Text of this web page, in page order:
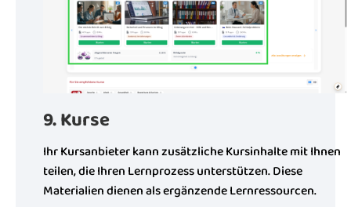
9. Kurse
Ihr Kursanbieter kann zusätzliche Kursinhalte mit Ihnen
teilen, die Ihren Lernprozess unterstützen. Diese
Materialien dienen als ergänzende Lernressourcen.